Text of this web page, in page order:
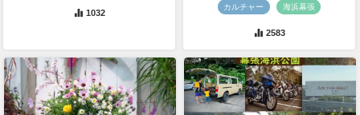
1032
カルチャー 海浜幕張
2583